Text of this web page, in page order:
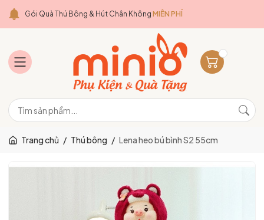
Gói Quà Thú Bông & Hút Chân Không MIỄN PHÍ
Trang chủ / Thú bông / Lena heo bú bình S2 55cm